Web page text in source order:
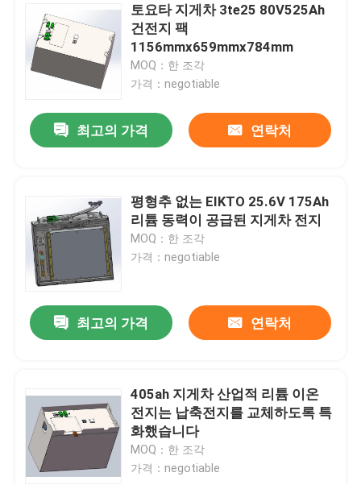
토요타 지게차 3te25 80V525Ah
건전지 팩
1156mmx659mmx784mm
MOQ：한 조각
가격：negotiable
최고의 가격 연락처
평형추 없는 EIKTO 25.6V 175Ah
리튬 동력이 공급된 지게차 전지
MOQ：한 조각
가격：negotiable
최고의 가격 연락처
405ah 지게차 산업적 리튬 이온
전지는 납축전지를 교체하도록 특
화했습니다
MOQ：한 조각
가격：negotiable